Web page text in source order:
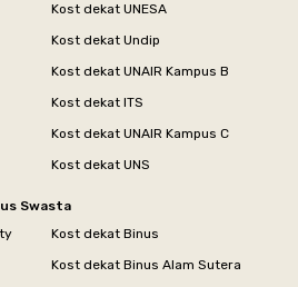
Kost dekat UNESA
Kost dekat Undip
Kost dekat UNAIR Kampus B
Kost dekat ITS
Kost dekat UNAIR Kampus C
Kost dekat UNS
Swasta
Kost dekat Binus
Kost dekat Binus Alam Sutera